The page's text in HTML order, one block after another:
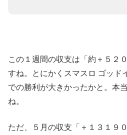
この１週間の収支は「約 ＋ ５２
すね。とにかく スマスロ ゴッド
での勝利が大きかったかと。本
ね。
ただ、５月の収支「 ＋ １３１９